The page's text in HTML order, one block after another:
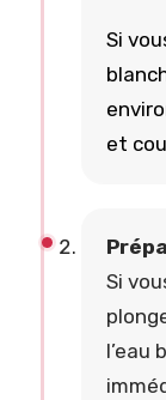
Si
et
Si
l’eau